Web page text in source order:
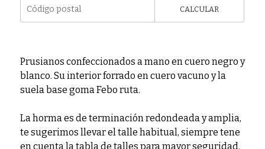
CALCULAR
Prusianos confeccionados a mano en cuero negro y
blanco. Su interior forrado en cuero vacuno y la
suela base goma Febo ruta.
La horma es de terminación redondeada y amplia,
te sugerimos llevar el talle habitual, siempre tene
en cuenta la tabla de talles para mayor seguridad.